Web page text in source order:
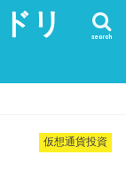
リ
search
仮想通貨投資